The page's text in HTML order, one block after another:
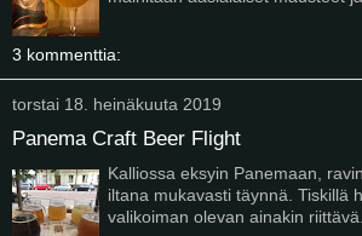
3 kommenttia:
torstai 18. heinäkuuta 2019
Panema Craft Beer Flight
Kalliossa eksyin Panemaan,
iltana mukavasti täynnä. Tiskillä
valikoiman olevan ainakin